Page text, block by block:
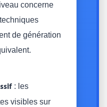
concerne
de génération
: les
visibles sur